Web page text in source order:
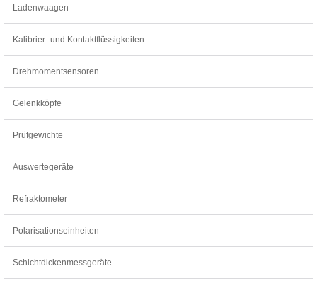
Ladenwaagen
Kalibrier- und Kontaktflüssigkeiten
Drehmomentsensoren
Gelenkköpfe
Prüfgewichte
Auswertegeräte
Refraktometer
Polarisationseinheiten
Schichtdickenmessgeräte